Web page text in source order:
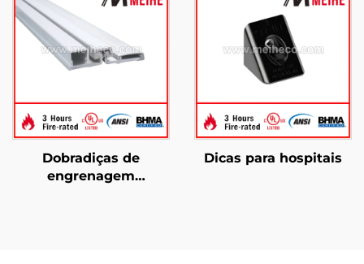
Dobradiças de
engrenagem
Dicas para hospitais